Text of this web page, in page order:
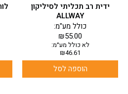
ידית רב תכליתי לסיליקון
ALLWAY
₪55.00
כולל מע"מ:
לא כולל מע״מ:
₪46.61
הוספה לסל